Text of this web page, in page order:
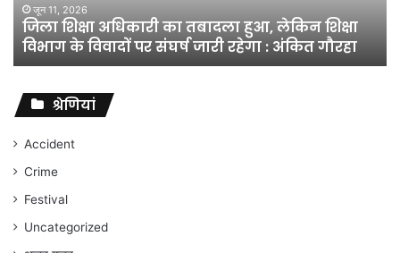
शिक्षा
विभाग
विवादों
संघर्ष
जारी
रहेगा
अंकित
गौरहा
जून 11, 2026
जिला शिक्षा अधिकारी का तबादला हुआ, लेकिन शिक्षा
विभाग के विवादों पर संघर्ष जारी रहेगा : अंकित गौरहा
श्रेणियां
Accident
Crime
Festival
Uncategorized